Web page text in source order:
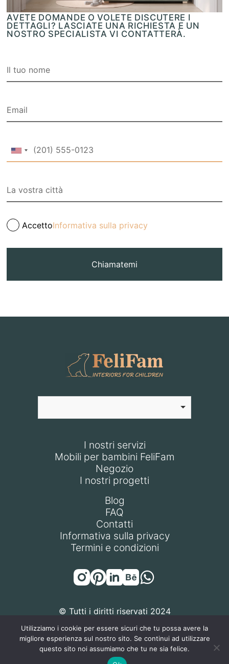
AVETE DOMANDE O VOLETE DISCUTERE I
DETTAGLI? LASCIATE UNA RICHIESTA E UN
NOSTRO SPECIALISTA VI CONTATTERÀ.
AccettoInformativa sulla privacy
Chiamatemi
I nostri servizi
Mobili per bambini FeliFam
Negozio
I nostri progetti
Blog
FAQ
Contatti
Informativa sulla privacy
Termini e condizioni
© Tutti i diritti riservati 2024
FELIFAM S.R.L. | P.IVA / Codice Fiscale: 14471270968 | Sede
Utilizziamo i cookie per essere sicuri che tu possa avere la
migliore esperienza sul nostro sito. Se continui ad utilizzare
questo sito noi assumiamo che tu ne sia felice.